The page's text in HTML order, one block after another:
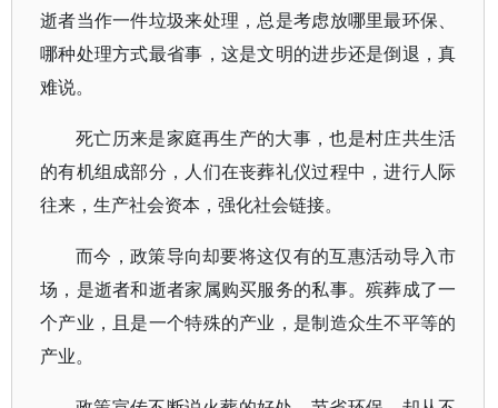
逝者当作一件垃圾来处理，总是考虑放哪里最环保、
哪种处理方式最省事，这是文明的进步还是倒退，真
难说。
死亡历来是家庭再生产的大事，也是村庄共生活
的有机组成部分，人们在丧葬礼仪过程中，进行人际
往来，生产社会资本，强化社会链接。
而今，政策导向却要将这仅有的互惠活动导入市
场，是逝者和逝者家属购买服务的私事。殡葬成了一
个产业，且是一个特殊的产业，是制造众生不平等的
产业。